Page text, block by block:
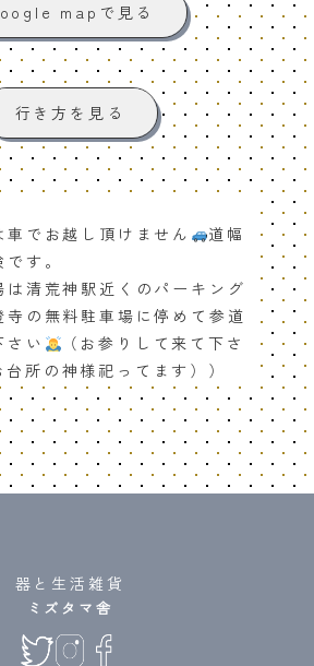
mapで見る
行き方を見る
車でお越し頂けません
道幅
す。
は清荒神駅近くのパーキング
寺の無料駐車場に停めて参道
さい
（お参りして来て下さ
所の神様祀ってます））
器と生活雑貨
ミズタマ舎